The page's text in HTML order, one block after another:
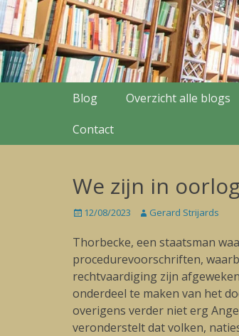
Secondary Menu
Skip
content
Blog Overzicht alle blogs
Contact
We zijn in
Posted
12/08/2023 Author
Gerard Strijards
Thorbecke, een staatsman
procedurevoorschriften,
rechtvaardiging zijn
onderdeel te maken van het
overigens verder niet erg
veronderstelt dat volken,